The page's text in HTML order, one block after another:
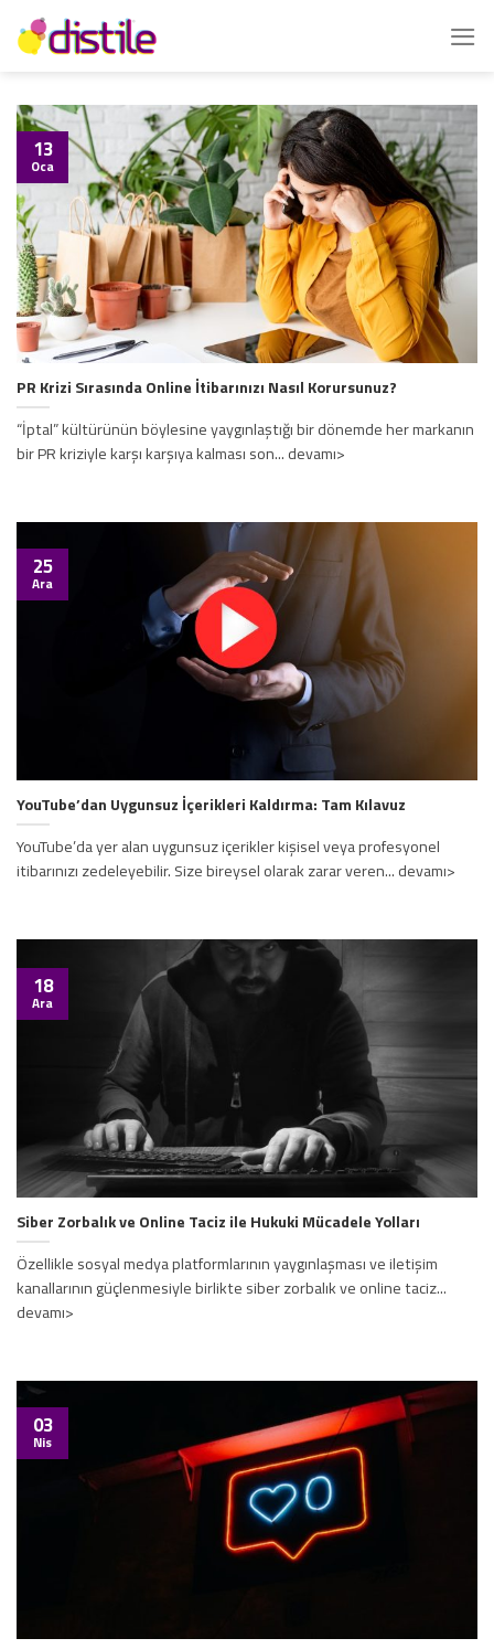
İçeriğe
atla
PR Krizi Sırasında Online İtibarınızı Nasıl Korursunuz?
“İptal” kültürünün böylesine yaygınlaştığı bir dönemde her markanın
bir PR kriziyle karşı karşıya kalması son... devamı>
13
Oca
YouTube’dan Uygunsuz İçerikleri Kaldırma: Tam Kılavuz
YouTube’da yer alan uygunsuz içerikler kişisel veya profesyonel
itibarınızı zedeleyebilir. Size bireysel olarak zarar veren... devamı>
25
Ara
Siber Zorbalık ve Online Taciz ile Hukuki Mücadele Yolları
Özellikle sosyal medya platformlarının yaygınlaşması ve iletişim
kanallarının güçlenmesiyle birlikte siber zorbalık ve online taciz...
devamı>
18
Ara
03
Nis